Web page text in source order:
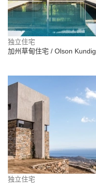
独立住宅
加州草甸住宅 / Olson Kundig
独立住宅